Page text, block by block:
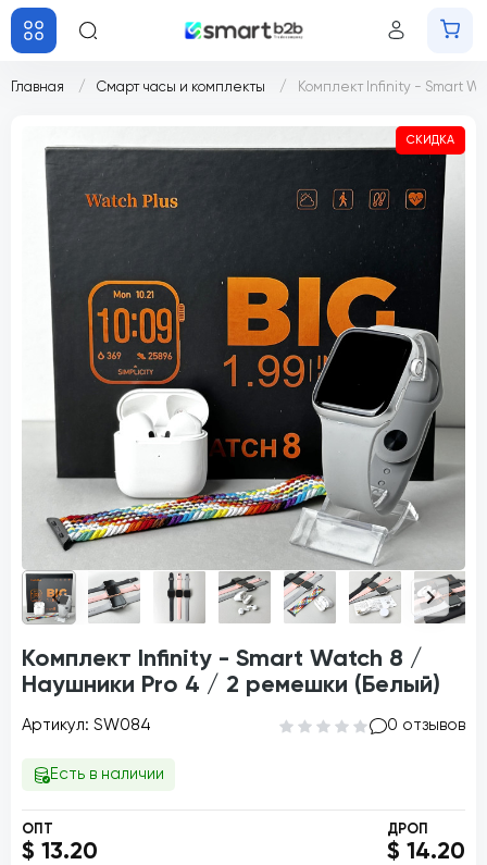
Главная Смарт часы и комплекты Комплект Infinity - Smart
СКИДКА
Комплект Infinity - Smart Watch 8 /
Наушники Pro 4 / 2 ремешки (Белый)
Артикул: SW084 0 отзывов
Есть в наличии
ОПТ
$ 13.20
ДРОП
$ 14.20